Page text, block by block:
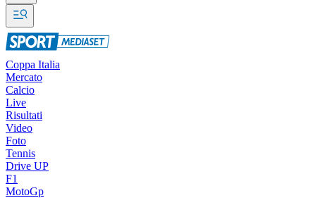
Coppa Italia
Mercato
Calcio
Live
Risultati
Video
Foto
Tennis
Drive UP
F1
MotoGp